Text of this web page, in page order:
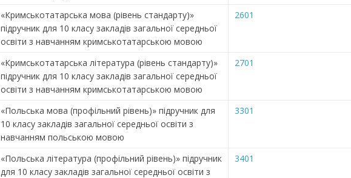
«Кримськотатарська мова (рівень стандарту)»
підручник для 10 класу закладів загальної середньої
освіти з навчанням кримськотатарською мовою
2601
«Кримськотатарська література (рівень стандарту)»
підручник для 10 класу закладів загальної середньої
освіти з навчанням кримськотатарською мовою
2701
«Польська мова (профільний рівень)» підручник для
10 класу закладів загальної середньої освіти з
навчанням польською мовою
3301
«Польська література (профільний рівень)» підручник
для 10 класу закладів загальної середньої освіти з
3401